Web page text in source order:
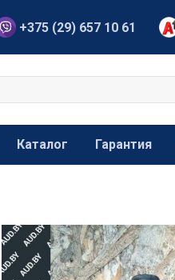
+375 (29) 657 10 61
Каталог Гарантия